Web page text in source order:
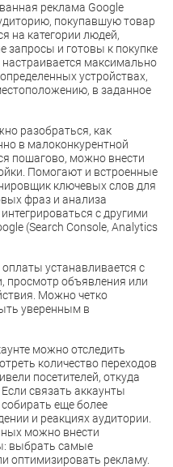
реклама Google
покупавшую товар
на категории людей,
запросы и готовы к покупке
максимально
устройствах,
в заданное
разобраться, как
в малоконкурентной
пошагово, можно внести
Помогают и встроенные
ключевых слов для
фраз и анализа
с другими
(Search Console, Analytics
оплаты устанавливается с
просмотр объявления или
Можно четко
уверенным в
можно отследить
количество переходов
посетителей, откуда
связать аккаунты
еще более
и реакциях аудитории.
можно внести
выбрать самые
оптимизировать рекламу.